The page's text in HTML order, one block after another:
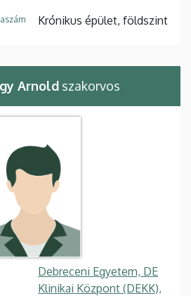
Krónikus épület, földszint
Arnold szakorvos
Debreceni Egyetem, DE
Klinikai Központ (DEKK),